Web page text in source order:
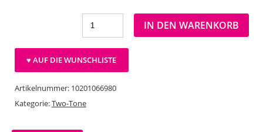
IN DEN WARENKORB
♥ AUF DIE WUNSCHLISTE
Artikelnummer: 10201066980
Kategorie:Two-Tone